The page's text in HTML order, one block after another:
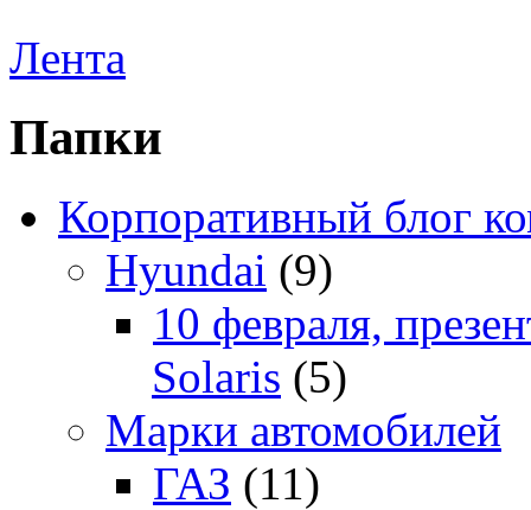
Лента
Папки
Корпоративный блог
Hyundai (9)
10 февраля,
Solaris (5)
Марки автомобилей
ГАЗ (11)